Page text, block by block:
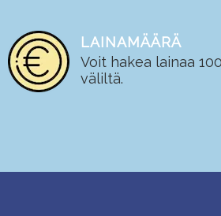
LAINAMÄÄRÄ
Voit hakea lainaa
väliltä.